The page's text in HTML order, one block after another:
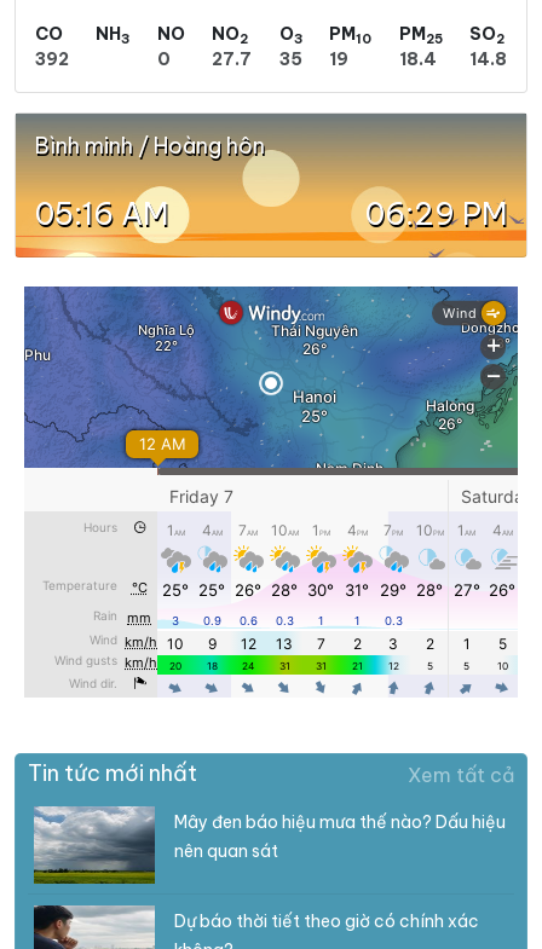
CO
392
NH3
NO
0
NO2
27.7
O3
35
PM10
19
PM25
18.4
SO2
14.8
Bình minh / Hoàng hôn
05:16 AM 06:29 PM
Tin tức mới nhất Xem tất cả
Mây đen báo hiệu mưa thế nào? Dấu hiệu
nên quan sát
Dự báo thời tiết theo giờ có chính xác